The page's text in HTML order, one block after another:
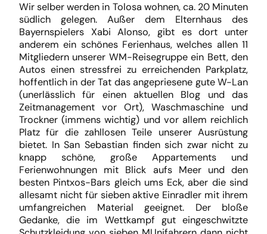
Wir selber werden in Tolosa wohnen, ca. 20 Minuten
südlich gelegen. Außer dem Elternhaus des
Bayernspielers Xabi Alonso, gibt es dort unter
anderem ein schönes Ferienhaus, welches allen 11
Mitgliedern unserer WM-Reisegruppe ein Bett, den
Autos einen stressfrei zu erreichenden Parkplatz,
hoffentlich in der Tat das angepriesene gute W-Lan
(unerlässlich für einen aktuellen Blog und das
Zeitmanagement vor Ort), Waschmaschine und
Trockner (immens wichtig) und vor allem reichlich
Platz für die zahllosen Teile unserer Ausrüstung
bietet. In San Sebastian finden sich zwar nicht zu
knapp schöne, große Appartements und
Ferienwohnungen mit Blick aufs Meer und den
besten Pintxos-Bars gleich ums Eck, aber die sind
allesamt nicht für sieben aktive Einradler mit ihrem
umfangreichen Material geeignet. Der bloße
Gedanke, die im Wettkampf gut eingeschwitzte